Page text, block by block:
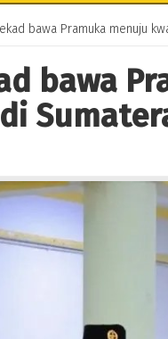
bawa Pramuka menuju
bawa